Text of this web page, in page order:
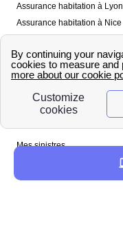
Assurance habitation à Lyon
Assurance habitation à Nice
À propos
Qui sommes-nous ?
Mes sinistres